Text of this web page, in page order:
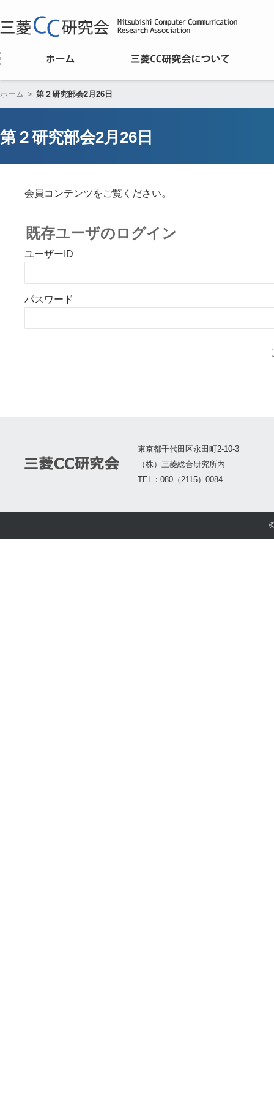
ホーム > 第２研究部会2月26日
第２研究部会2月26日
会員コンテンツをご覧ください。
既存ユーザのログイン
ユーザーID
パスワード
東京都千代田区永田町2-10-3
（株）三菱総合研究所内
TEL：080（2115）0084